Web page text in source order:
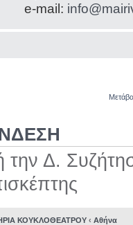
e-mail:
την Δ.
ΚΟΥΚΛΟΘΕΑΤΡΟΥ ‹ Αθήνα